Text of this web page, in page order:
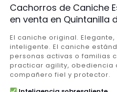
Cachorros de Caniche
en venta en Quintanilla
El caniche original.
inteligente. El caniche
personas activas o familias
practicar agility, obediencia
compañero fiel y protector.